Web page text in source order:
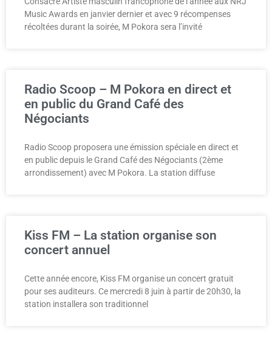
Music Awards en janvier dernier et avec 9 récompenses
récoltées durant la soirée, M Pokora sera l’invité
Radio Scoop – M Pokora en direct et
en public du Grand Café des
Négociants
Radio Scoop proposera une émission spéciale en direct et
en public depuis le Grand Café des Négociants (2ème
arrondissement) avec M Pokora. La station diffuse
Kiss FM – La station organise son
concert annuel
Cette année encore, Kiss FM organise un concert gratuit
pour ses auditeurs. Ce mercredi 8 juin à partir de 20h30, la
station installera son traditionnel